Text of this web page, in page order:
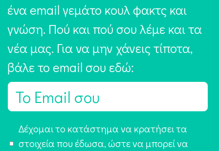
ένα email γεμάτο κουλ φακτς και
γνώση. Πού και πού σου λέμε και τα
νέα μας. Για να μην χάνεις τίποτα,
βάλε το email σου εδώ:
E
π
Δέχομαι το κατάστημα να κρατήσει τα
στοιχεία που έδωσα, ώστε να μπορεί να